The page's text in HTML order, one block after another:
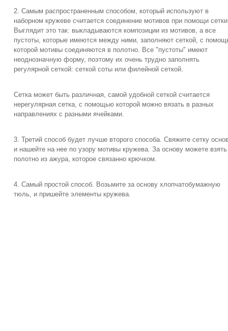
2. Самым распространенным способом, который используют в
наборном кружеве считается соединение мотивов при помощи
Выглядит это так: выкладываются композиции из мотивов, а все
пустоты, которые имеются между ними, заполняют сеткой, с
которой мотивы соединяются в полотно. Все "пустоты" имеют
неоднозначную форму, поэтому их очень трудно заполнять
регулярной сеткой: сеткой соты или филейной сеткой.
Сетка может быть различная, самой удобной сеткой считается
нерегулярная сетка, с помощью которой можно вязать в разных
направлениях с разными ячейками.
3. Третий способ будет лучше второго способа. Свяжите сетку
и нашейте на нее по узору мотивы кружева. За основу можете взять
полотно из ажура, которое связанно крючком.
4. Самый простой способ. Возьмите за основу хлопчатобумажную
тюль, и пришейте элементы кружева.